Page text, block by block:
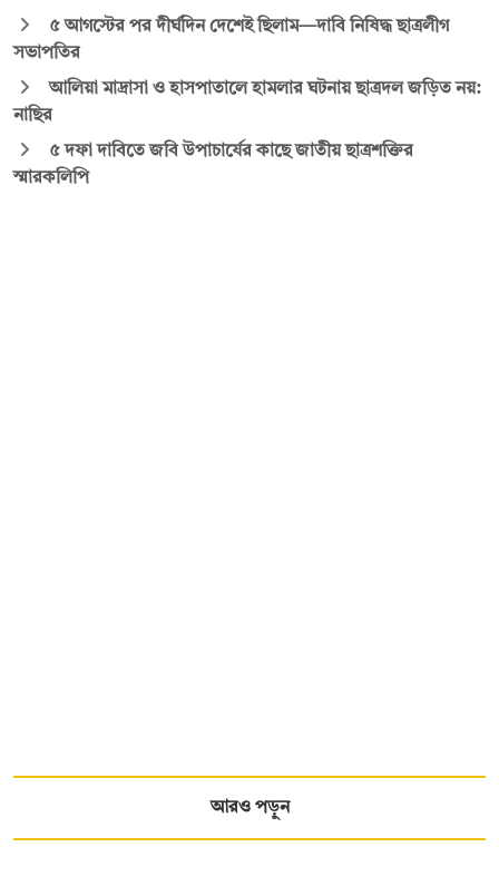
৫ আগস্টের পর দীর্ঘদিন দেশেই ছিলাম—দাবি নিষিদ্ধ ছাত্রলীগ
সভাপতির
আলিয়া মাদ্রাসা ও হাসপাতালে হামলার ঘটনায় ছাত্রদল জড়িত নয়:
নাছির
৫ দফা দাবিতে জবি উপাচার্যের কাছে জাতীয় ছাত্রশক্তির
স্মারকলিপি
আরও পড়ুন